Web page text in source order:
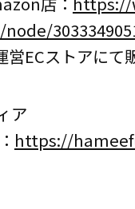
ECストアにて
ア
https://